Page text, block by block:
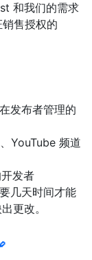
和我们的需求
售授权的
发布者管理的
YouTube 频道
发者
几天时间才能
更改。